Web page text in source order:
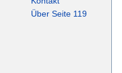
Über Seite 119